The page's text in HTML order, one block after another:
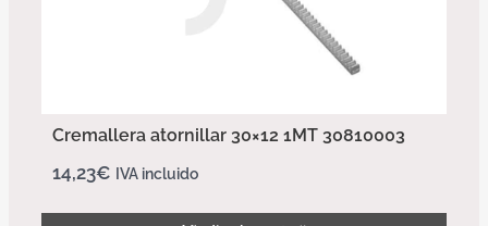
Cremallera atornillar 30×12 1MT 30810003
14,23€ IVA incluido